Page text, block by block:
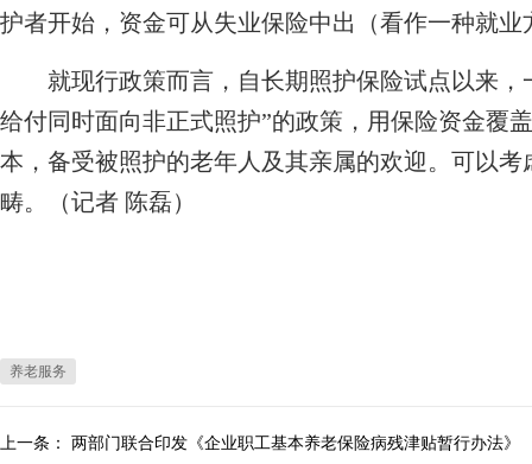
护者开始，资金可从失业保险中出（看作一种就业
就现行政策而言，自长期照护保险试点以来，
给付同时面向非正式照护”的政策，用保险资金覆
本，备受被照护的老年人及其亲属的欢迎。可以
畴。（记者 陈磊）
养老服务
上一条： 两部门联合印发《企业职工基本养老保险病残津贴暂行办法》